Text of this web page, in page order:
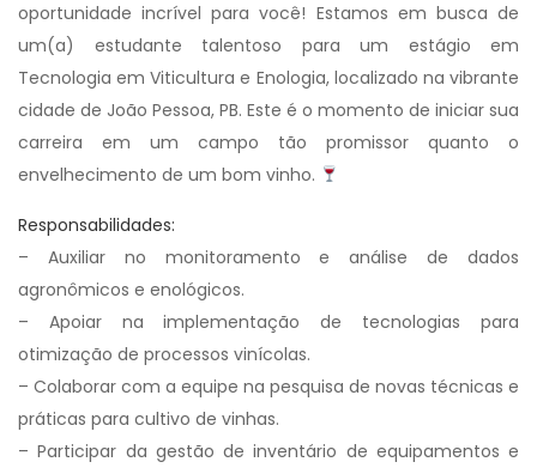
oportunidade incrível para você! Estamos em busca de
um(a) estudante talentoso para um estágio em
Tecnologia em Viticultura e Enologia, localizado na vibrante
cidade de João Pessoa, PB. Este é o momento de iniciar sua
carreira em um campo tão promissor quanto o
envelhecimento de um bom vinho.
Responsabilidades:
– Auxiliar no monitoramento e análise de dados
agronômicos e enológicos.
– Apoiar na implementação de tecnologias para
otimização de processos vinícolas.
– Colaborar com a equipe na pesquisa de novas técnicas e
práticas para cultivo de vinhas.
– Participar da gestão de inventário de equipamentos e